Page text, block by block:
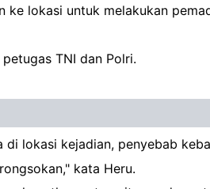
lokasi untuk melakukan
TNI dan Polri.
lokasi kejadian, penyebab
kata Heru.